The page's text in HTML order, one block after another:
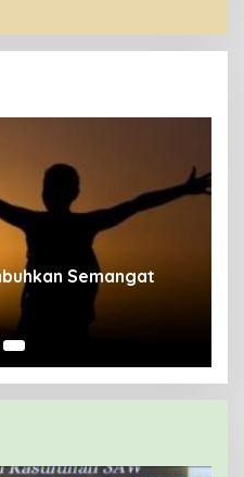
Semangat